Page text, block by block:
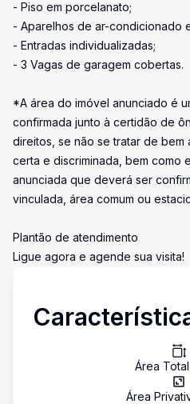
- Piso em porcelanato;
- Aparelhos de ar-condicionado
- Entradas individualizadas;
- 3 Vagas de garagem cobertas.
*A área do imóvel anunciado é
confirmada junto à certidão de
direitos, se não se tratar de
certa e discriminada, bem como
anunciada que deverá ser
vinculada, área comum ou
Plantão de atendimento
Ligue agora e agende sua visita!
Área Total
Área